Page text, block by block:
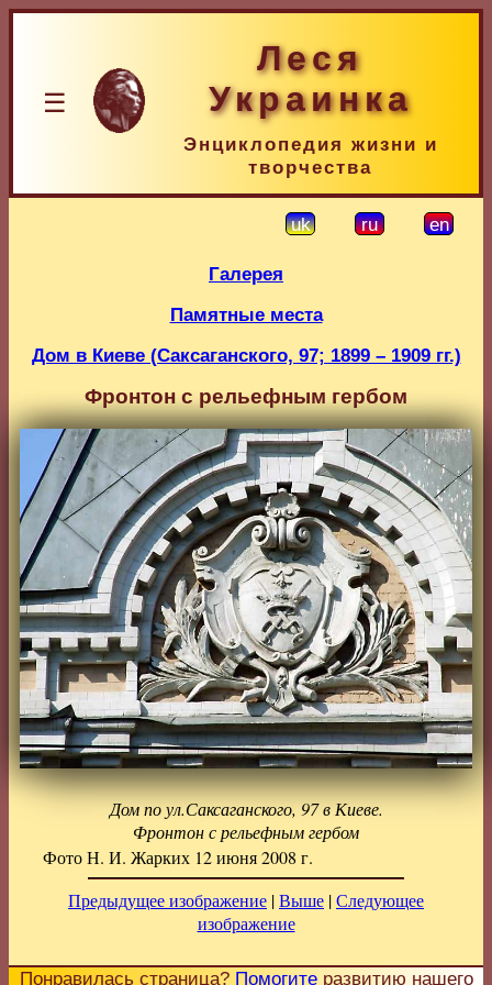
☰
Леся
Украинка
Энциклопедия жизни и
творчества
uk ru en
Галерея
Памятные места
Дом в Киеве (Саксаганского, 97; 1899 – 1909 гг.)
Фронтон с рельефным гербом
Дом по ул.Саксаганского, 97 в Киеве.
Фронтон с рельефным гербом
Фото Н. И. Жарких 12 июня 2008 г.
Предыдущее изображение |Выше |Следующее
изображение
Понравилась страница? Помогитеразвитию нашего